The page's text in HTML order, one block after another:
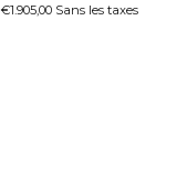
€1.905,00 Sans les taxes